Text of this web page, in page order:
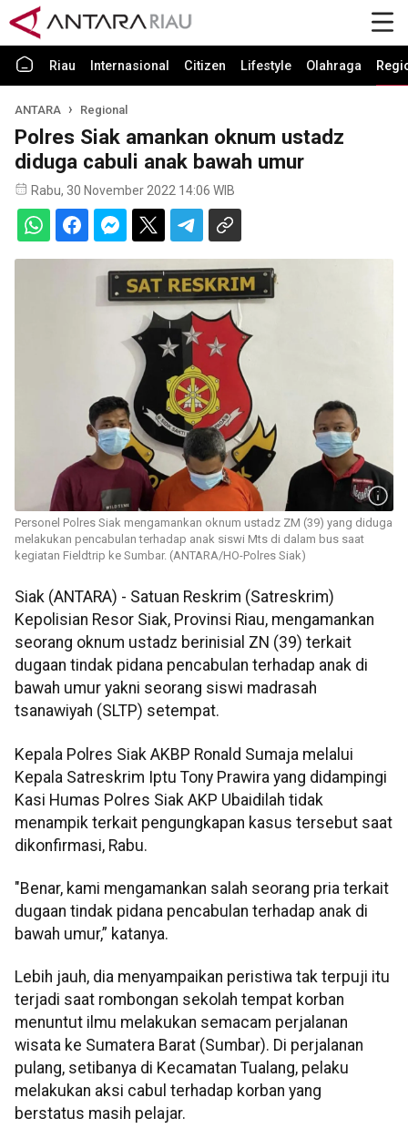
Riau Internasional Citizen Lifestyle Olahraga
ANTARA Regional
Polres Siak amankan oknum ustadz
diduga cabuli anak bawah umur
Rabu, 30 November 2022 14:06 WIB
Personel Polres Siak mengamankan oknum ustadz ZM (39) yang diduga
melakukan pencabulan terhadap anak siswi Mts di dalam bus saat
kegiatan Fieldtrip ke Sumbar. (ANTARA/HO-Polres Siak)
Siak (ANTARA) - Satuan Reskrim (Satreskrim)
Kepolisian Resor Siak, Provinsi Riau, mengamankan
seorang oknum ustadz berinisial ZN (39) terkait
dugaan tindak pidana pencabulan terhadap anak di
bawah umur yakni seorang siswi madrasah
tsanawiyah (SLTP) setempat.
Kepala Polres Siak AKBP Ronald Sumaja melalui
Kepala Satreskrim Iptu Tony Prawira yang didampingi
Kasi Humas Polres Siak AKP Ubaidilah tidak
menampik terkait pengungkapan kasus tersebut saat
dikonfirmasi, Rabu.
"Benar, kami mengamankan salah seorang pria terkait
dugaan tindak pidana pencabulan terhadap anak di
bawah umur,” katanya.
Lebih jauh, dia menyampaikan peristiwa tak terpuji itu
terjadi saat rombongan sekolah tempat korban
menuntut ilmu melakukan semacam perjalanan
wisata ke Sumatera Barat (Sumbar). Di perjalanan
pulang, setibanya di Kecamatan Tualang, pelaku
melakukan aksi cabul terhadap korban yang
berstatus masih pelajar.